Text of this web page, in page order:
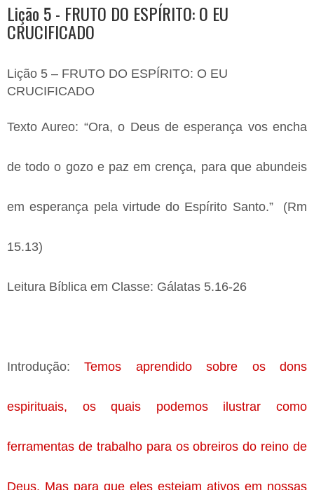
Lição 5 - FRUTO DO ESPÍRITO: O EU
CRUCIFICADO
Lição 5 – FRUTO DO ESPÍRITO: O EU
CRUCIFICADO
Texto Aureo: “Ora, o Deus de esperança vos encha
de todo o gozo e paz em crença, para que abundeis
em esperança pela virtude do Espírito Santo.”  (Rm
15.13)
Leitura Bíblica em Classe: Gálatas 5.16-26
Introdução: Temos aprendido sobre os dons
espirituais, os quais podemos ilustrar como
ferramentas de trabalho para os obreiros do reino de
Deus. Mas para que eles estejam ativos em nossas